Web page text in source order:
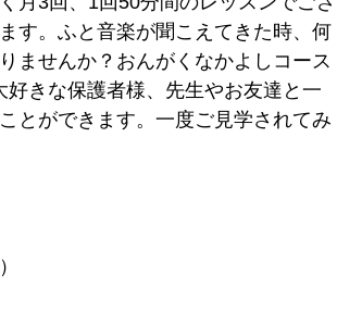
す。ふと音楽が聞こえてきた時、何
ませんか？おんがくなかよしコース
きな保護者様、先生やお友達と一
とができます。一度ご見学されてみ